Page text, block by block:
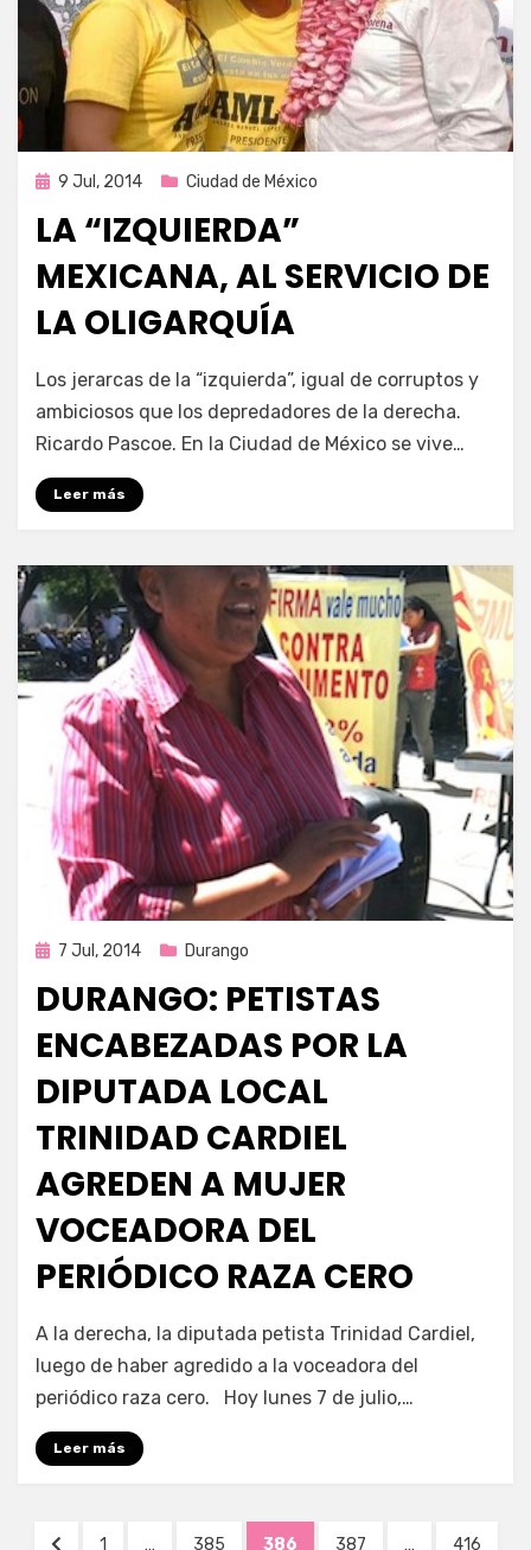
Publicada
9 Jul, 2014 Ciudad de México
LA “IZQUIERDA”
MEXICANA, AL SERVICIO DE
LA OLIGARQUÍA
por
Los jerarcas de la “izquierda”, igual de corruptos y
ambiciosos que los depredadores de la derecha.
Ricardo Pascoe. En la Ciudad de México se vive…
Leer más
Publicada
7 Jul, 2014 Durango
DURANGO: PETISTAS
ENCABEZADAS POR LA
DIPUTADA LOCAL
TRINIDAD CARDIEL
AGREDEN A MUJER
VOCEADORA DEL
PERIÓDICO RAZA CERO
por Enrique
A la derecha, la diputada petista Trinidad Cardiel,
luego de haber agredido a la voceadora del
periódico raza cero. Hoy lunes 7 de julio,…
Leer más
Navegación
PÁGINAPÁGINA
1 … PÁGINA
385 PÁGINA
386 PÁGINA
387 … PÁGINA
416